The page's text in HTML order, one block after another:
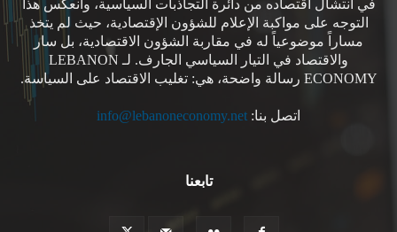
في انتشال اقتصاده من دائرة التجاذبات السياسية، وانعكس هذا
التوجه على مواكبة الإعلام للشؤون الإقتصادية، حيث لم يتخذ
مساراً موضوعياً له في مقاربة الشؤون الاقتصادية، بل سار
والاقتصاد في التيار السياسي الجارف. لـ LEBANON
ECONOMY رسالة واضحة، هي: تغليب الاقتصاد على السياسة.
اتصل بنا: info@lebanoneconomy.net
تابعنا